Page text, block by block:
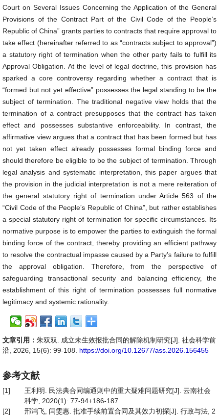
Court on Several Issues Concerning the Application of the General
Provisions of the Contract Part of the Civil Code of the People’s
Republic of China” grants parties to contracts that require approval to
take effect (hereinafter referred to as “contracts subject to approval”)
a statutory right of termination when the other party fails to fulfill its
Approval Obligation. At the level of legal doctrine, this provision has
sparked a core controversy regarding whether a contract that is
“formed but not yet effective” possesses the legal standing to be the
subject of termination. The traditional negative view holds that the
termination of a contract presupposes that the contract has taken
effect and possesses substantive enforceability. In contrast, the
affirmative view argues that a contract that has been formed but has
not yet taken effect already possesses formal binding force and
should therefore be eligible to be the subject of termination. Through
legal analysis and systematic interpretation, this paper argues that
the provision in the judicial interpretation is not a mere reiteration of
the general statutory right of termination under Article 563 of the
“Civil Code of the People’s Republic of China”, but rather establishes
a special statutory right of termination for specific circumstances. Its
normative purpose is to empower the parties to extinguish the formal
binding force of the contract, thereby providing an efficient pathway
to resolve the contractual impasse caused by a Party’s failure to fulfill
the approval obligation. Therefore, from the perspective of
safeguarding transactional security and balancing efficiency, the
establishment of this right of termination possesses full normative
legitimacy and systemic rationality.
文章引用： 朱双双. 成立未生效报批合同的解除机制研究[J]. 社会科学前
沿, 2026, 15(6): 99-108. https://doi.org/10.12677/ass.2026.156455
参考文献
[1]
王利明. 民法典合同编通则中的重大疑难问题研究[J]. 云南社会
科学, 2020(1): 77-94+186-187.
[2]
邢鸿飞, 闫雯惠. 批准手续前置合同及其效力初探[J]. 行政与法, 2